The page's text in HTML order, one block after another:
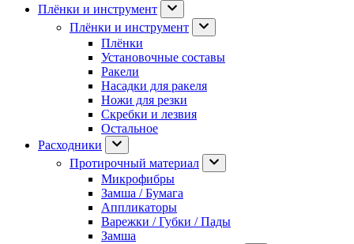
Плёнки и инструмент
Плёнки и инструмент
Плёнки
Установочные составы
Ракели
Насадки для ракеля
Ножи для резки
Скребки и лезвия
Остальное
Расходники
Протирочный материал
Микрофибры
Замша / Бумага
Аппликаторы
Варежки / Губки / Пады
Замша